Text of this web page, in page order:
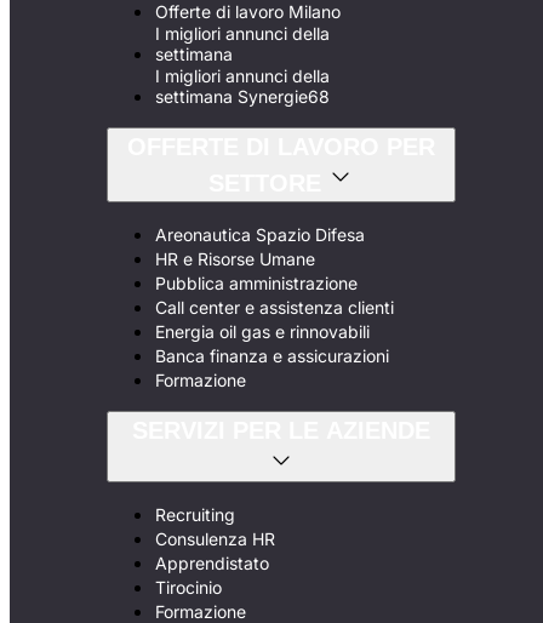
Offerte di lavoro Milano
I migliori annunci della
settimana
I migliori annunci della
settimana Synergie68
Areonautica Spazio Difesa
HR e Risorse Umane
Pubblica amministrazione
Call center e assistenza clienti
Energia oil gas e rinnovabili
Banca finanza e assicurazioni
Formazione
Recruiting
Consulenza HR
Apprendistato
Tirocinio
Formazione